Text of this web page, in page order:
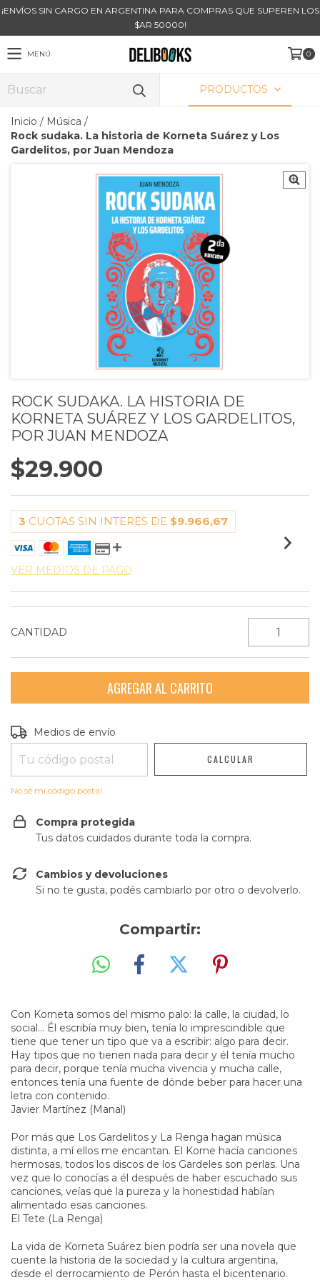
¡ENVÍOS SIN CARGO EN ARGENTINA PARA COMPRAS QUE SUPEREN LOS
$AR 50000!
MENÚ 0
PRODUCTOS
Inicio / Música /
Rock sudaka. La historia de Korneta Suárez y Los
Gardelitos, por Juan Mendoza
ROCK SUDAKA. LA HISTORIA DE
KORNETA SUÁREZ Y LOS GARDELITOS,
POR JUAN MENDOZA
$29.900
3 CUOTAS SIN INTERÉS DE $9.966,67
VER MEDIOS DE PAGO
CANTIDAD
Entregas para el CP:
Medios de envío
CALCULAR
No sé mi código postal
Compra protegida
Tus datos cuidados durante toda la compra.
Cambios y devoluciones
Si no te gusta, podés cambiarlo por otro o devolverlo.
Compartir:
Con Korneta somos del mismo palo: la calle, la ciudad, lo
social… Él escribía muy bien, tenía lo imprescindible que
tiene que tener un tipo que va a escribir: algo para decir.
Hay tipos que no tienen nada para decir y él tenía mucho
para decir, porque tenía mucha vivencia y mucha calle,
entonces tenía una fuente de dónde beber para hacer una
letra con contenido.
Javier Martínez (Manal)
Por más que Los Gardelitos y La Renga hagan música
distinta, a mí ellos me encantan. El Korne hacía canciones
hermosas, todos los discos de los Gardeles son perlas. Una
vez que lo conocías a él después de haber escuchado sus
canciones, veías que la pureza y la honestidad habían
alimentado esas canciones.
El Tete (La Renga)
La vida de Korneta Suárez bien podría ser una novela que
cuente la historia de la sociedad y la cultura argentina,
desde el derrocamiento de Perón hasta el bicentenario.